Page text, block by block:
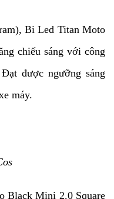
Bi Led Titan Moto
chiếu sáng với công
được ngưỡng sáng
máy.
Black Mini 2.0 Square